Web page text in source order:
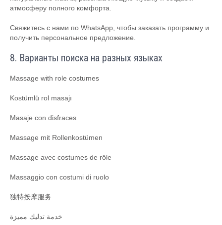
атмосферу полного комфорта.
Свяжитесь с нами по WhatsApp, чтобы заказать программу и
получить персональное предложение.
8. Варианты поиска на разных языках
Massage with role costumes
Kostümlü rol masajı
Masaje con disfraces
Massage mit Rollenkostümen
Massage avec costumes de rôle
Massaggio con costumi di ruolo
独特按摩服务
خدمة تدليك مميزة